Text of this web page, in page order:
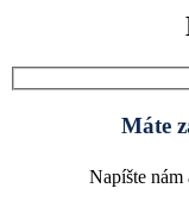
Máte
Napíšte nám